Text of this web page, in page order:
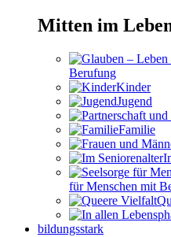
Mitten im
Berufung
Kinder
Jugend
Familie
für Menschen mit
bildungsstark